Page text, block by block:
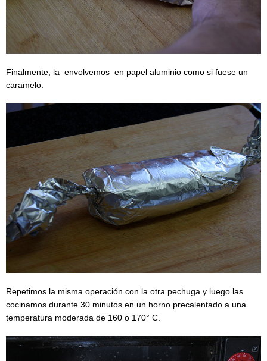
Finalmente, la envolvemos en papel aluminio como si fuese un
caramelo.
Repetimos la misma operación con la otra pechuga y luego las
cocinamos durante 30 minutos en un horno precalentado a una
temperatura moderada de 160 o 170° C.